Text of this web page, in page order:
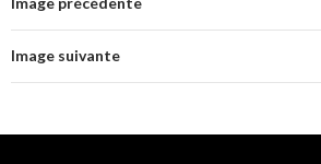
Image suivante